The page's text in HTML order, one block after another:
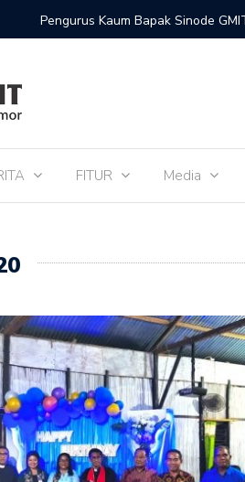
Kaum Bapak Sinode GMIT Periode
FITUR Media